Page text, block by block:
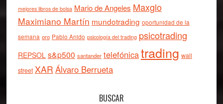
mejores libros de bolsa Mario de Angeles Maxglo
Maximiano Martín mundotrading oportunidad de la
semana oro Pablo Anido psicología del trading psicotrading
REPSOL s&p500 santander telefónicatrading wall
street XAR Álvaro Berrueta
BUSCAR